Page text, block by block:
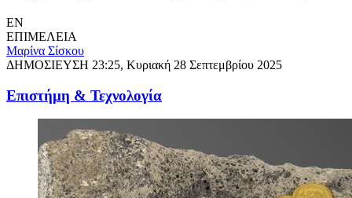
EN
ΕΠΙΜΕΛΕΙΑ
Μαρίνα Σίσκου
ΔΗΜΟΣΙΕΥΣΗ 23:25, Κυριακή 28 Σεπτεμβρίου 2025
Επιστήμη & Τεχνολογία